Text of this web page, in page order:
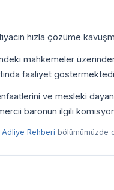
hızla çözüme
mahkemeler
faaliyet
ve mesleki
baronun ilgili
Adliye Rehberi bölümümüzde